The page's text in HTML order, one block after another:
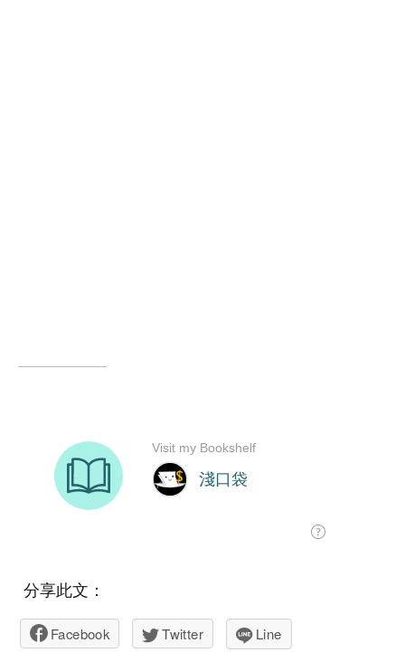
分享此文：
Facebook Twitter Line